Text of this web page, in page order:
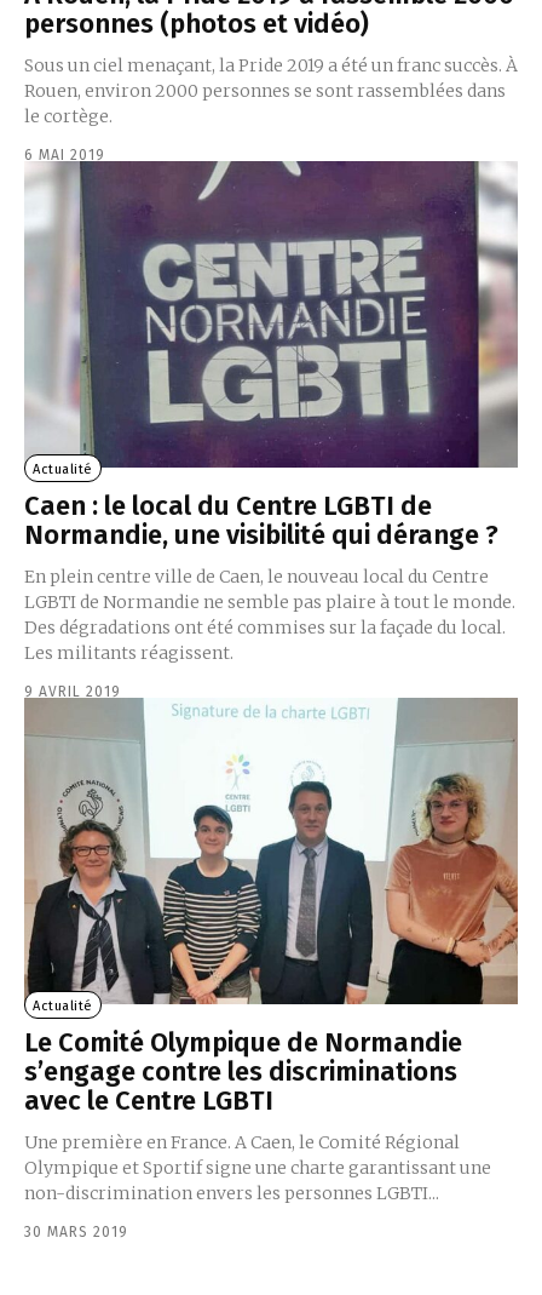
personnes (photos et vidéo)
Sous un ciel menaçant, la Pride 2019 a été un franc succès. À
Rouen, environ 2000 personnes se sont rassemblées dans
le cortège.
6 MAI 2019
Actualité
Caen : le local du Centre LGBTI de
Normandie, une visibilité qui dérange ?
En plein centre ville de Caen, le nouveau local du Centre
LGBTI de Normandie ne semble pas plaire à tout le monde.
Des dégradations ont été commises sur la façade du local.
Les militants réagissent.
9 AVRIL 2019
Actualité
Le Comité Olympique de Normandie
s’engage contre les discriminations
avec le Centre LGBTI
Une première en France. A Caen, le Comité Régional
Olympique et Sportif signe une charte garantissant une
non-discrimination envers les personnes LGBTI...
30 MARS 2019